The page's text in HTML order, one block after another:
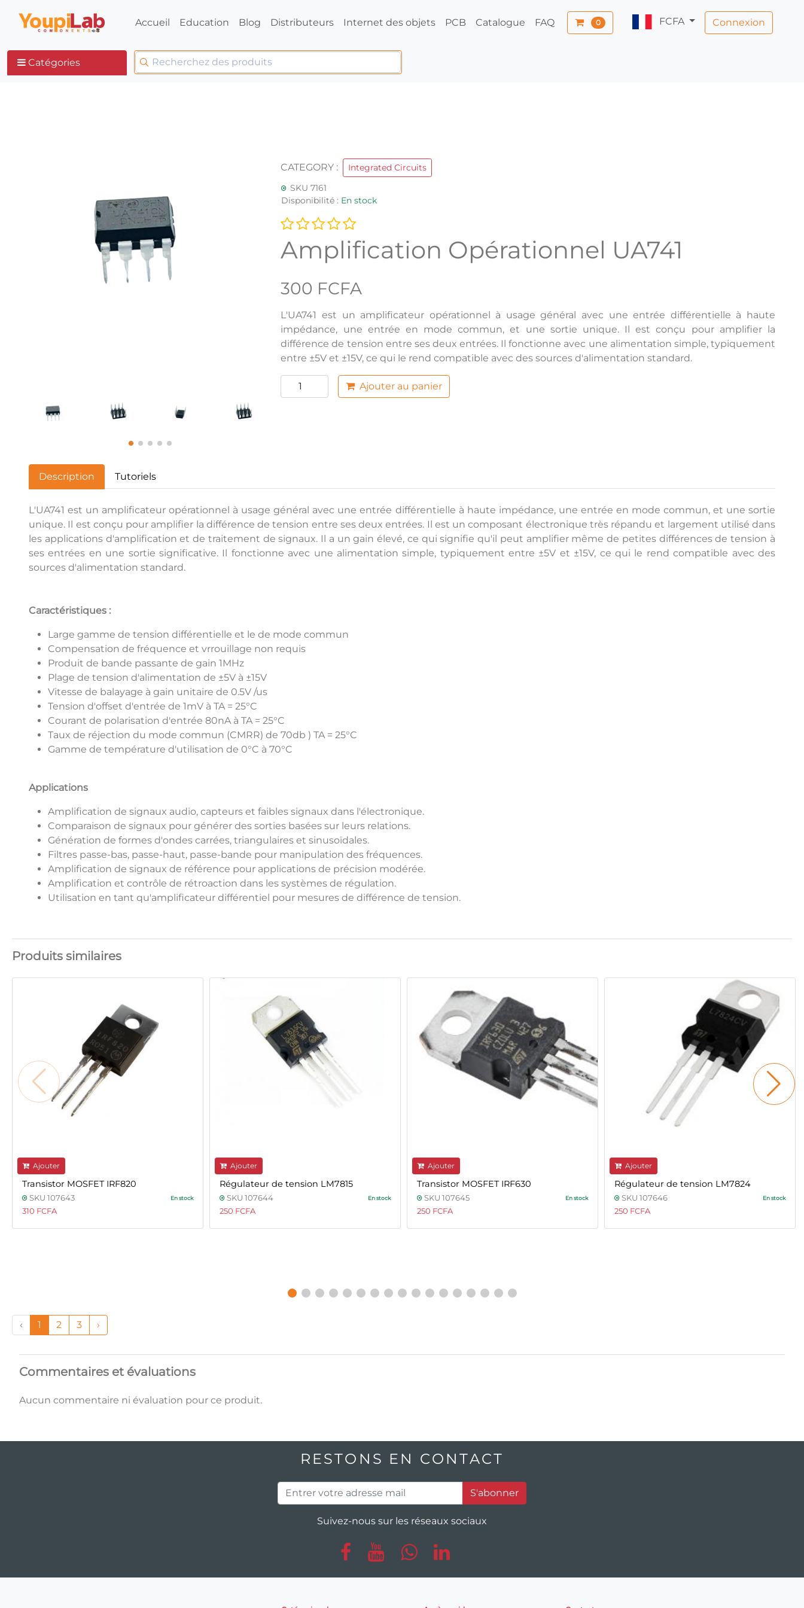
Accueil Education Blog Distributeurs Internet des objets PCB Catalogue FAQ 0 FCFA Connexion
Catégories
CATEGORY :
Integrated Circuits
SKU 7161
Disponibilité : En stock
Amplification Opérationnel UA741
300 FCFA
L'UA741 est un amplificateur opérationnel à usage général avec une entrée différentielle à haute
impédance, une entrée en mode commun, et une sortie unique. Il est conçu pour amplifier la
différence de tension entre ses deux entrées. Il fonctionne avec une alimentation simple, typiquement
entre ±5V et ±15V, ce qui le rend compatible avec des sources d'alimentation standard.
Ajouter au panier
Description Tutoriels
L'UA741 est un amplificateur opérationnel à usage général avec une entrée différentielle à haute impédance, une entrée en mode commun, et une sortie
unique. Il est conçu pour amplifier la différence de tension entre ses deux entrées. Il est un composant électronique très répandu et largement utilisé dans
les applications d'amplification et de traitement de signaux. Il a un gain élevé, ce qui signifie qu'il peut amplifier même de petites différences de tension à
ses entrées en une sortie significative. Il fonctionne avec une alimentation simple, typiquement entre ±5V et ±15V, ce qui le rend compatible avec des
sources d'alimentation standard.
Caractéristiques :
Large gamme de tension différentielle et le de mode commun
Compensation de fréquence et vrrouillage non requis
Produit de bande passante de gain 1MHz
Plage de tension d'alimentation de ±5V à ±15V
Vitesse de balayage à gain unitaire de 0.5V /us
Tension d'offset d'entrée de 1mV à TA = 25°C
Courant de polarisation d'entrée 80nA à TA = 25°C
Taux de réjection du mode commun (CMRR) de 70db ) TA = 25°C
Gamme de température d'utilisation de 0°C à 70°C
Applications
Amplification de signaux audio, capteurs et faibles signaux dans l'électronique.
Comparaison de signaux pour générer des sorties basées sur leurs relations.
Génération de formes d'ondes carrées, triangulaires et sinusoïdales.
Filtres passe-bas, passe-haut, passe-bande pour manipulation des fréquences.
Amplification de signaux de référence pour applications de précision modérée.
Amplification et contrôle de rétroaction dans les systèmes de régulation.
Utilisation en tant qu'amplificateur différentiel pour mesures de différence de tension.
Produits similaires
Ajouter
Transistor MOSFET IRF820
SKU 107643 En stock
310 FCFA
Ajouter
Régulateur de tension LM7815
SKU 107644 En stock
250 FCFA
Ajouter
Transistor MOSFET IRF630
SKU 107645 En stock
250 FCFA
Ajouter
Régulateur de tension LM7824
SKU 107646 En stock
250 FCFA
‹ 1 2 3 ›
Commentaires et évaluations
Aucun commentaire ni évaluation pour ce produit.
RESTONS EN CONTACT
S'abonner
Suivez-nous sur les réseaux sociaux